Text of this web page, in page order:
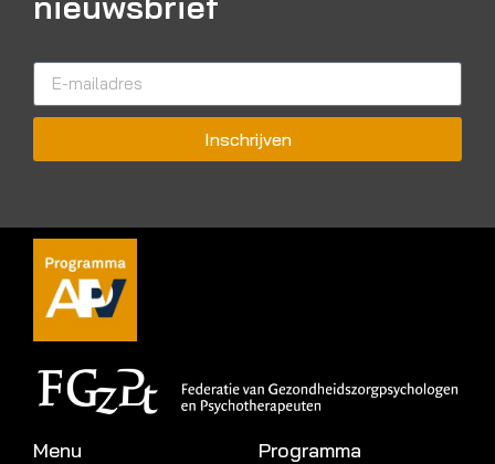
Inschrijven
Menu Programma